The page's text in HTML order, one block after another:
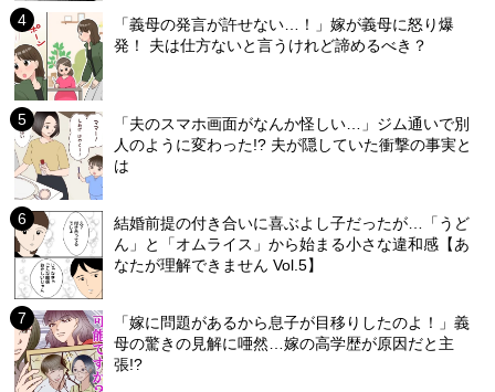
「義母の発言が許せない…！」嫁が義母に怒り爆
発！ 夫は仕方ないと言うけれど諦めるべき？
「夫のスマホ画面がなんか怪しい…」ジム通いで別
人のように変わった!? 夫が隠していた衝撃の事実と
は
結婚前提の付き合いに喜ぶよし子だったが…「うど
ん」と「オムライス」から始まる小さな違和感【あ
なたが理解できません Vol.5】
「嫁に問題があるから息子が目移りしたのよ！」義
母の驚きの見解に唖然…嫁の高学歴が原因だと主
張!?